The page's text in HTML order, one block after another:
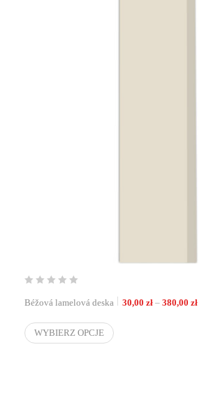
Béžová lamelová deska 30,00 zł – 380,00 zł
WYBIERZ OPCJE